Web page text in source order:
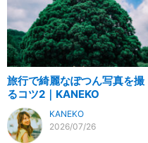
旅行で綺麗なぽつん写真を撮
るコツ2｜KANEKO
KANEKO
2026/07/26